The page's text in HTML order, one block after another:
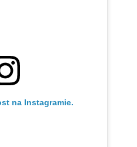
na Instagramie.